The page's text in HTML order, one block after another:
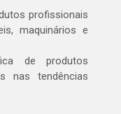
profissionais
maquinários e
de produtos
nas tendências